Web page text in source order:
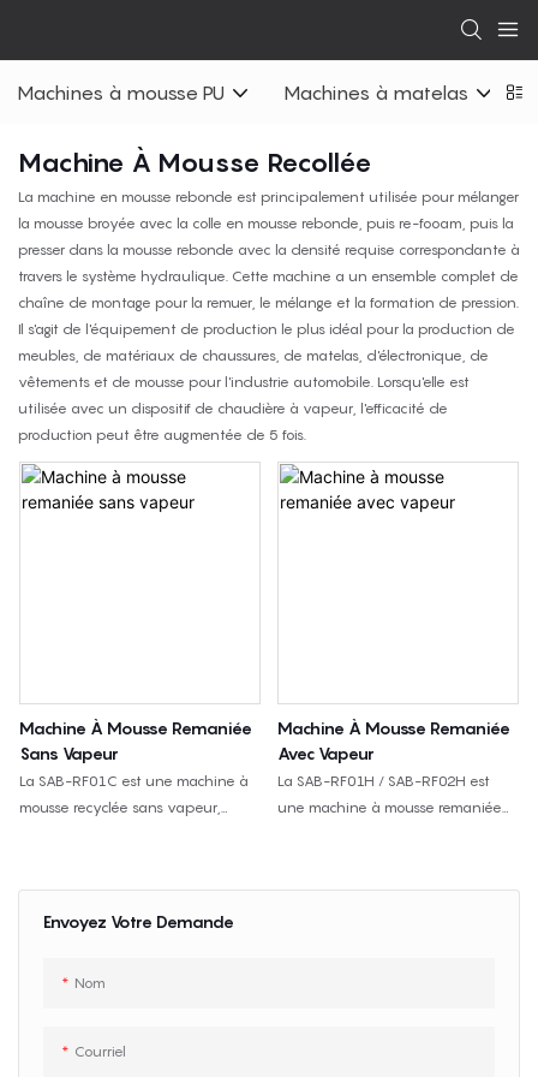
Machines à mousse PU Machines à matelas
Machine À Mousse Recollée
La machine en mousse rebonde est principalement utilisée pour mélanger
la mousse broyée avec la colle en mousse rebonde, puis re-fooam, puis la
presser dans la mousse rebonde avec la densité requise correspondante à
travers le système hydraulique. Cette machine a un ensemble complet de
chaîne de montage pour la remuer, le mélange et la formation de pression.
Il s'agit de l'équipement de production le plus idéal pour la production de
meubles, de matériaux de chaussures, de matelas, d'électronique, de
vêtements et de mousse pour l'industrie automobile. Lorsqu'elle est
utilisée avec un dispositif de chaudière à vapeur, l'efficacité de
production peut être augmentée de 5 fois.
Envoyez Votre Demande
Nom
Courriel
Machine À Mousse Remaniée
Sans Vapeur
La SAB-RF01C est une machine à
mousse recyclée sans vapeur,
l'adhésif et la presser pour former
des blocs de mousse recyclée. La
Machine À Mousse Remaniée
Avec Vapeur
La SAB-RF01H / SAB-RF02H est
une machine à mousse remaniée
partir de déchets de mousse PU